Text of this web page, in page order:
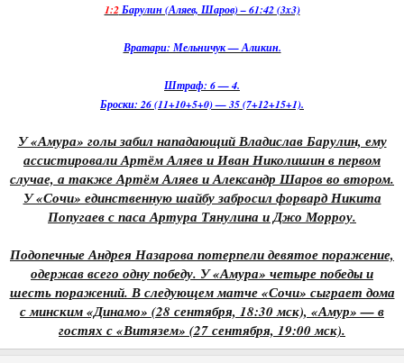
1:2Барулин (Аляев, Шаров) – 61:42 (3x3)
Вратари: Мельничук — Аликин.
Штраф: 6 — 4.
Броски: 26 (11+10+5+0) — 35 (7+12+15+1).
У «Амура» голы забил нападающий Владислав Барулин, ему
ассистировали Артём Аляев и Иван Николишин в первом
случае, а также Артём Аляев и Александр Шаров во втором.
У «Сочи» единственную шайбу забросил форвард Никита
Попугаев с паса Артура Тянулина и Джо Морроу.
Подопечные Андрея Назарова потерпели девятое поражение,
одержав всего одну победу. У «Амура» четыре победы и
шесть поражений. В следующем матче «Сочи» сыграет дома
с минским «Динамо» (28 сентября, 18:30 мск), «Амур» — в
гостях с «Витязем» (27 сентября, 19:00 мск).